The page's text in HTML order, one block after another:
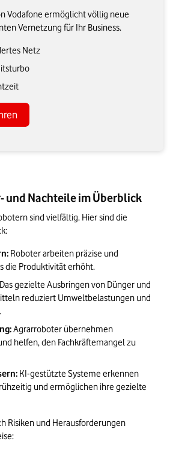
Vodafone ermöglicht völlig neue
Vernetzung für Ihr Business.
Netz
und Nachteile im Überblick
sind vielfältig. Hier sind die
Roboter arbeiten präzise und
die Produktivität erhöht.
Das gezielte Ausbringen von Dünger und
reduziert Umweltbelastungen und
Agrarroboter übernehmen
helfen, den Fachkräftemangel zu
KI-gestützte Systeme erkennen
und ermöglichen ihre gezielte
Risiken und Herausforderungen